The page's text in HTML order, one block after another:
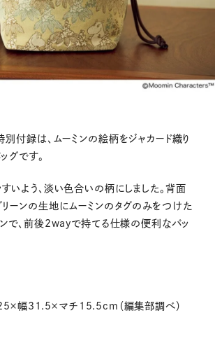
付録は、ムーミンの絵柄をジャカード織り
グです。
いよう、淡い色合いの柄にしました。背面
ーンの生地にムーミンのタグのみをつけた
で、前後2wayで持てる仕様の便利なバッ
25×幅31.5×マチ15.5cm（編集部調べ）